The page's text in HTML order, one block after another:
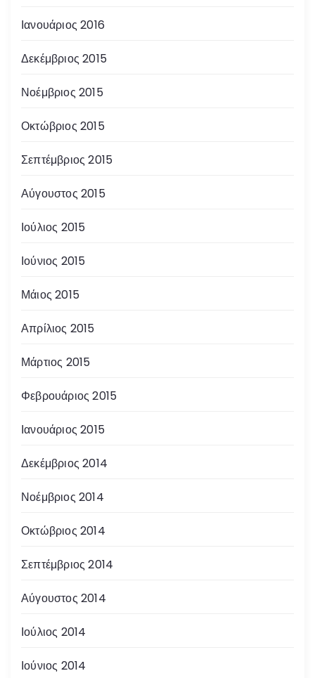
Ιανουάριος 2016
Δεκέμβριος 2015
Νοέμβριος 2015
Οκτώβριος 2015
Σεπτέμβριος 2015
Αύγουστος 2015
Ιούλιος 2015
Ιούνιος 2015
Μάιος 2015
Απρίλιος 2015
Μάρτιος 2015
Φεβρουάριος 2015
Ιανουάριος 2015
Δεκέμβριος 2014
Νοέμβριος 2014
Οκτώβριος 2014
Σεπτέμβριος 2014
Αύγουστος 2014
Ιούλιος 2014
Ιούνιος 2014